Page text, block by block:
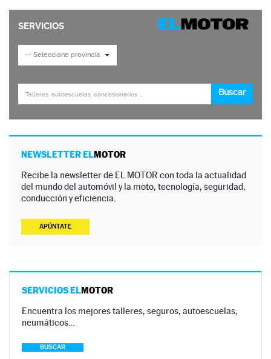
NEWSLETTER ELMOTOR
Recibe la newsletter de EL MOTOR con toda la actualidad
del mundo del automóvil y la moto, tecnología, seguridad,
conducción y eficiencia.
APÚNTATE
SERVICIOS ELMOTOR
Encuentra los mejores talleres, seguros, autoescuelas,
neumáticos…
BUSCAR